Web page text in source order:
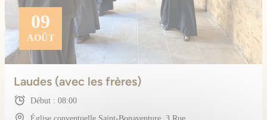
09
AOÛT
Laudes (avec les frères)
Début : 08:00